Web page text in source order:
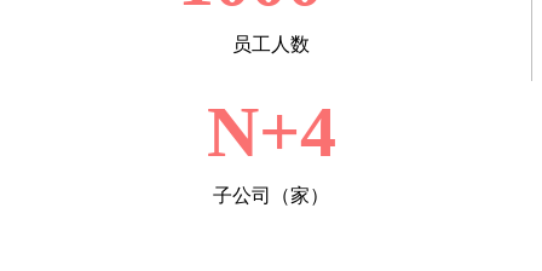
员工人数
N+4
子公司（家）